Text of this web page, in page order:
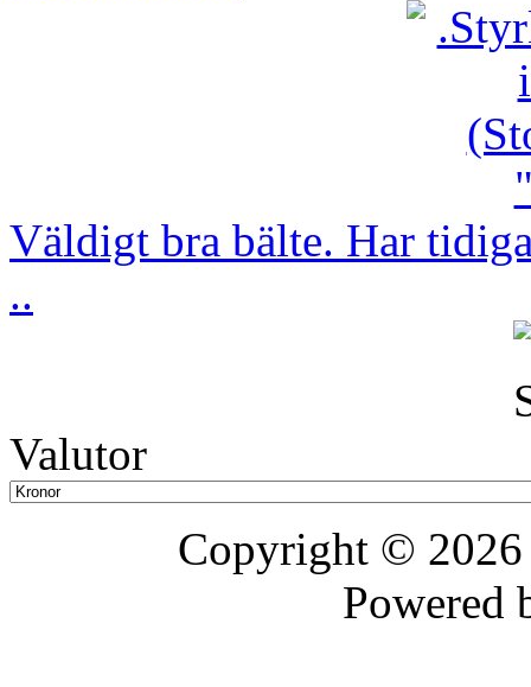
Väldigt bra bälte. Har
..
Valutor
Copyright ©
Powered